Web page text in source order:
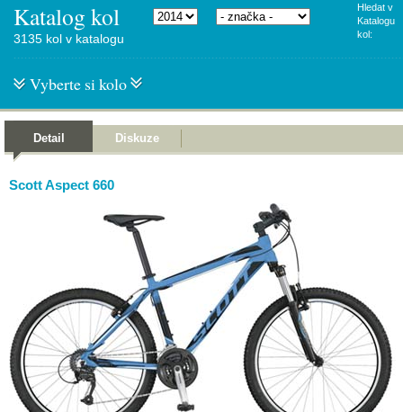
Katalog kol
Hledat v
Katalogu
kol:
3135 kol v katalogu
Vyberte si kolo
Detail Diskuze
Scott Aspect 660